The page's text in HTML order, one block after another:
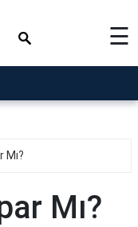
☰
Mı?
Mı?